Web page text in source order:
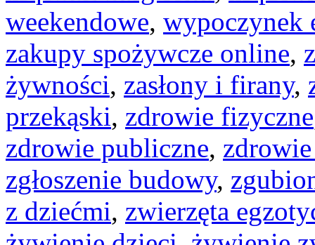
weekendowe, wypoczynek
zakupy spożywcze online,
żywności, zasłony i firany,
przekąski, zdrowie fizyczne
zdrowie publiczne,
zgłoszenie budowy,
z dziećmi, zwierzęta